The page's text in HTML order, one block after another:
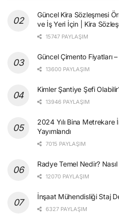
Güncel Kira Sözleşmesi
ve İş Yeri İçin | Kira
15747 PAYLAŞIM
Güncel Çimento Fiyatları
13600 PAYLAŞIM
Kimler Şantiye Şefi
13946 PAYLAŞIM
2024 Yılı Bina
Yayımlandı
7015 PAYLAŞIM
Radye Temel Nedir? Nasıl
12070 PAYLAŞIM
İnşaat Mühendisliği Staj
6327 PAYLAŞIM